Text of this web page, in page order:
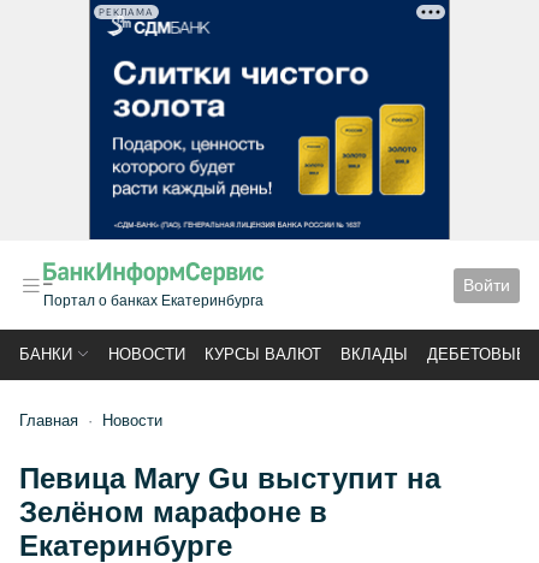
РЕКЛАМА
Портал о банках Екатеринбурга
Войти
БАНКИ НОВОСТИ КУРСЫ ВАЛЮТ ВКЛАДЫ ДЕБЕТОВЫЕ
Главная Новости
Певица Mary Gu выступит на
Зелёном марафоне в
Екатеринбурге